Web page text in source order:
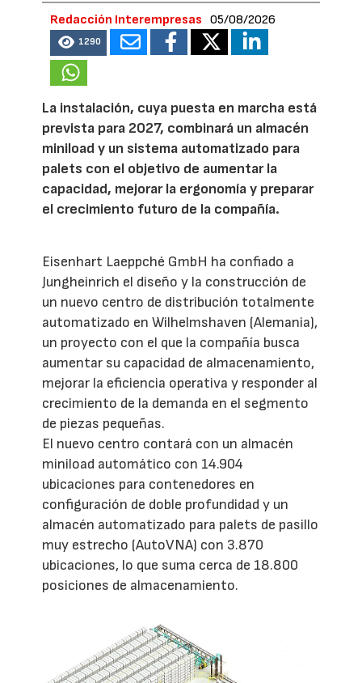
Redacción Interempresas 05/08/2026
1290
La instalación, cuya puesta en marcha está
prevista para 2027, combinará un almacén
miniload y un sistema automatizado para
palets con el objetivo de aumentar la
capacidad, mejorar la ergonomía y preparar
el crecimiento futuro de la compañía.
Eisenhart Laeppché GmbH ha confiado a
Jungheinrich el diseño y la construcción de
un nuevo centro de distribución totalmente
automatizado en Wilhelmshaven (Alemania),
un proyecto con el que la compañía busca
aumentar su capacidad de almacenamiento,
mejorar la eficiencia operativa y responder al
crecimiento de la demanda en el segmento
de piezas pequeñas.
El nuevo centro contará con un almacén
miniload automático con 14.904
ubicaciones para contenedores en
configuración de doble profundidad y un
almacén automatizado para palets de pasillo
muy estrecho (AutoVNA) con 3.870
ubicaciones, lo que suma cerca de 18.800
posiciones de almacenamiento.